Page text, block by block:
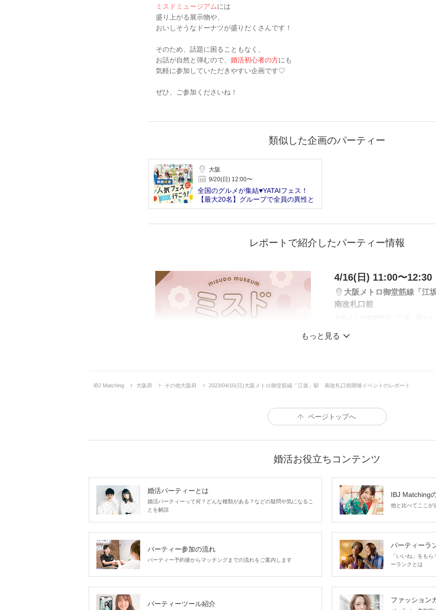
ミスドミュージアムには
盛り上がる展示物や、
おいしそうなドーナツが盛りだくさんです！
そのため、話題に困ることもなく、
お話が自然と弾むので、 婚活初心者の方にも
気軽に参加していただきやすい企画です♡
ぜひ、ご参加くださいね！
類似した企画のパーティー
大阪
9/20(日) 12:00〜
全国のグルメが集結♥YATAIフェス！
【最大20名】グループで全員の異性と
交流
レポートで紹介したパーティー情報
4/16(日) 11:00〜12:30
大阪メトロ御堂筋線「江
南改札口前
【追加募集中】初参
プレゼント
6対6 【人気】スポットへ♪
年収・職種 年収450万円
容姿 身だしなみに気
女性
容姿 身だしなみに気
性格 マナーがある
その他 初参加or1人
もっと見る
IBJ Matching 大阪府 その他大阪府 2023/04/16(日)大阪メトロ御堂筋線「江坂」駅 南改札口前開催イベントのレポート
ページトップへ
婚活お役立ちコンテンツ
婚活パーティーとは
婚活パーティーって何？どんな種類がある？などの疑問や気になるこ
とを解説
IBJ Matching
他と比べてここが
パーティー参加の流れ
パーティー予約後からマッチングまでの流れをご案内します
パーティーラ
「いいね」をも
ーランクとは
パーティーツール紹介 ファッション